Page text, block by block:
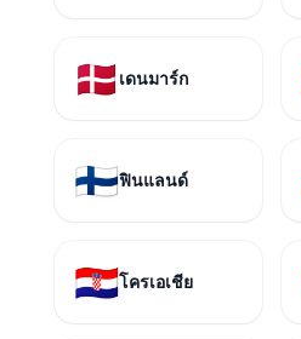
🇩🇰 เดนมาร์ก
🇫🇮ฟินแลนด์
🇭🇷โครเอเชีย